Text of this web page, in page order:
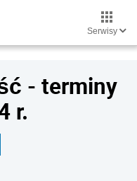
Serwisy
- terminy
r.